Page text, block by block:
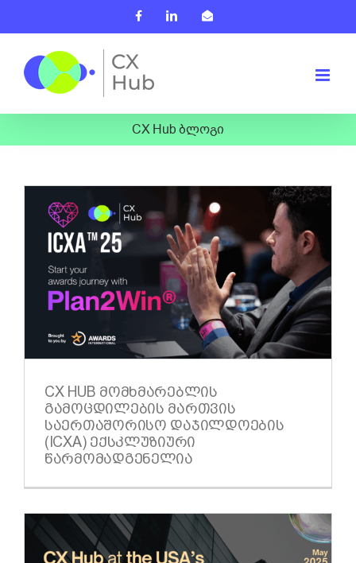
to
content
FacebookLinkedInEmail
CX Hub ბლოგი
CX HUB ᲛᲝᲛᲮᲛᲐᲠᲔᲑᲚᲘᲡ
ᲒᲐᲛᲝᲪᲓᲘᲚᲔᲑᲘᲡ ᲛᲐᲠᲗᲕᲘᲡ
ᲡᲐᲔᲠᲗᲐᲨᲝᲠᲘᲡᲝ ᲓᲐᲯᲘᲚᲓᲝᲔᲑᲘᲡ
(ICXA) ᲔᲥᲡᲙᲚᲣᲖᲘᲣᲠᲘ
ᲬᲐᲠᲛᲝᲛᲐᲓᲒᲔᲜᲔᲚᲘᲐ